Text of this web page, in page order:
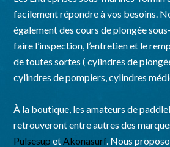
facilement répondre à vos besoins.
également des cours de plongée
faire l’inspection, l’entretien et le
de toutes sortes ( cylindres de
cylindres de pompiers, cylindres
À la boutique, les amateurs de
retrouveront entre autres des
PulsesupetAkonasurf. Nous